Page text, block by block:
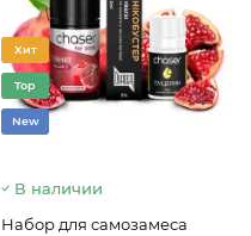
Хит
Top
New
В наличии
Набор для самозамеса